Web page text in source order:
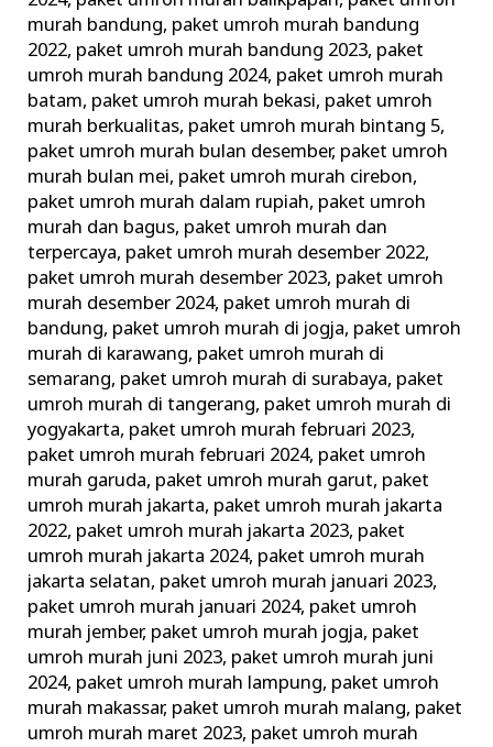
murah bandung, paket umroh murah bandung
2022, paket umroh murah bandung 2023, paket
umroh murah bandung 2024, paket umroh murah
batam, paket umroh murah bekasi, paket umroh
murah berkualitas, paket umroh murah bintang 5,
paket umroh murah bulan desember, paket umroh
murah bulan mei, paket umroh murah cirebon,
paket umroh murah dalam rupiah, paket umroh
murah dan bagus, paket umroh murah dan
terpercaya, paket umroh murah desember 2022,
paket umroh murah desember 2023, paket umroh
murah desember 2024, paket umroh murah di
bandung, paket umroh murah di jogja, paket umroh
murah di karawang, paket umroh murah di
semarang, paket umroh murah di surabaya, paket
umroh murah di tangerang, paket umroh murah di
yogyakarta, paket umroh murah februari 2023,
paket umroh murah februari 2024, paket umroh
murah garuda, paket umroh murah garut, paket
umroh murah jakarta, paket umroh murah jakarta
2022, paket umroh murah jakarta 2023, paket
umroh murah jakarta 2024, paket umroh murah
jakarta selatan, paket umroh murah januari 2023,
paket umroh murah januari 2024, paket umroh
murah jember, paket umroh murah jogja, paket
umroh murah juni 2023, paket umroh murah juni
2024, paket umroh murah lampung, paket umroh
murah makassar, paket umroh murah malang, paket
umroh murah maret 2023, paket umroh murah